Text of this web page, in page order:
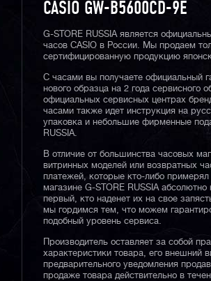
CASIO GW-B5600CD-9E
G-STORE RUSSIA является
часов CASIO в России. Мы продаем
сертифицированную продукцию
С часами вы получаете официальный
нового образца на 2 года сервисного
официальных сервисных центрах
часами также идет инструкция на
упаковка и небольшие фирменные
RUSSIA.
В отличие от большинства часовых
витринных моделей или возвратных
платежей, которые кто-либо
магазине G-STORE RUSSIA
первый, кто наденет их на свое
мы гордимся тем, что можем
подобный уровень сервиса.
Производитель оставляет за собой
характеристики товара, его внешний
предварительного уведомления
продаже товара действительно в